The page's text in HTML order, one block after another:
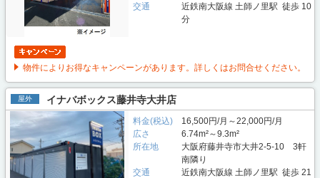
交通
近鉄南大阪線 土師ノ里駅 徒歩 10
分
物件によりお得なキャンペーンがあります。詳しくはお問合せください。
屋外 イナバボックス藤井寺大井店
料金(税込)
16,500円/月～22,000円/月
広さ
6.74m²～9.3m²
所在地
大阪府藤井寺市大井2-5-10 3軒
南隣り
交通
近鉄南大阪線 土師ノ里駅 徒歩 21